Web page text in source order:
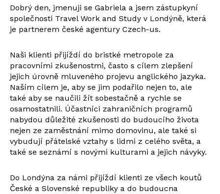
Dobrý den, jmenuji se Gabriela a jsem zástupkyní
společnosti Travel Work and Study v Londýně, která
je partnerem české agentury Czech-us.
Naši klienti přijíždí do bristké metropole za
pracovními zkušenostmi, často s cílem zlepšení
jejich úrovně mluveného projevu anglického jazyka.
Naším cílem je, aby se jim podařilo nejen to, ale
také aby se naučili žít sobestačně a rychle se
osamostatnili. Účastníci zahraničních programů
nabydou důležité zkušenosti do budoucího života
nejen ze zaměstnání mimo domovinu, ale také si
vybudují přátelské vztahy s lidmi z celého světa, a
také se seznámí s novými kulturami a jejich návyky.
Do Londýna za námi přijíždí klienti ze všech koutů
České a Slovenské republiky a do budoucna